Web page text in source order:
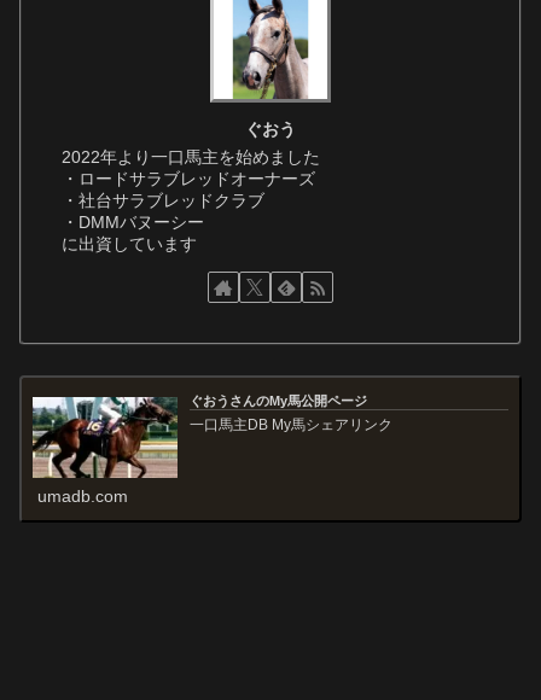
ぐおう
2022年より一口馬主を始めました
・ロードサラブレッドオーナーズ
・社台サラブレッドクラブ
・DMMバヌーシー
に出資しています
ぐおうさんのMy馬公開ページ
一口馬主DB My馬シェアリンク
umadb.com